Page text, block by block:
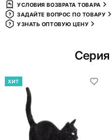
УСЛОВИЯ ВОЗВРАТА ТОВАРА
ЗАДАЙТЕ ВОПРОС ПО ТОВАРУ
УЗНАТЬ ОПТОВУЮ ЦЕНУ
Серия
ХИТ